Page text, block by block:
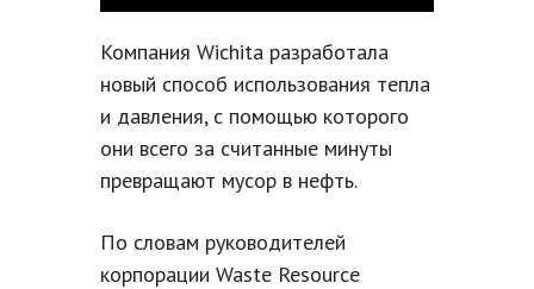
Компания Wichita разработала
новый способ использования тепла
и давления, с помощью которого
они всего за считанные минуты
превращают мусор в нефть.
По словам руководителей
корпорации Waste Resource